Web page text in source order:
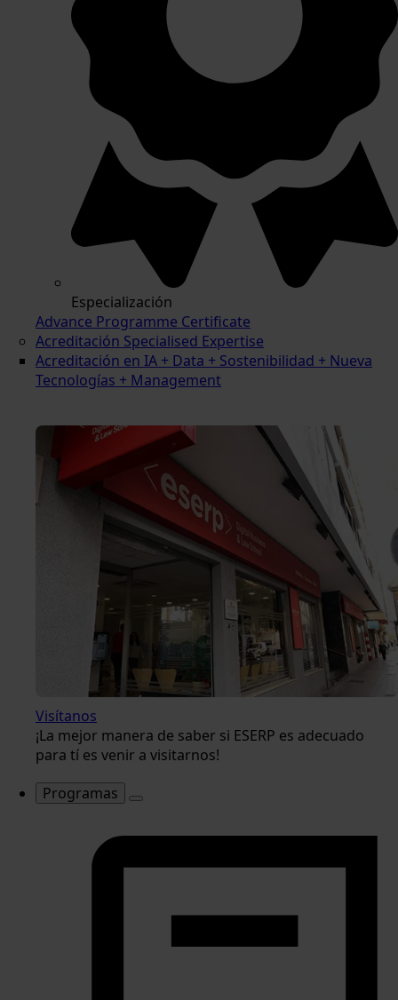
Especialización
Advance Programme Certificate
Acreditación Specialised Expertise
Acreditación en IA + Data + Sostenibilidad + Nueva
Tecnologías + Management
Visítanos
¡La mejor manera de saber si ESERP es adecuado
para tí es venir a visitarnos!
Programas